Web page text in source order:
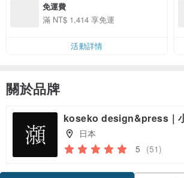
免運費
滿 NT$ 1,414 享免運
活動詳情
關於品牌
koseko design&press｜
日本
5 (51)